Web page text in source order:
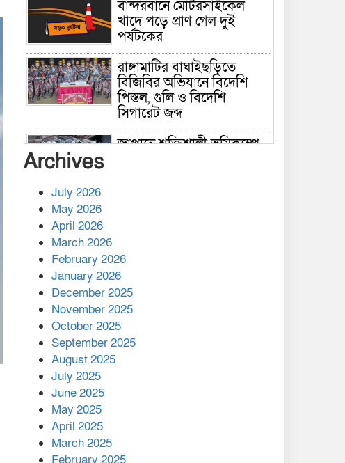
বান্দরবানে মোটরসাইকেল
খাদে পড়ে প্রাণ গেল দুই
পর্যটকের
রাঙ্গামাটির বাঘাইছড়িতে
বিজিবির অভিযানে বিদেশি
পিস্তল, গুলি ও বিদেশি
সিগারেট জব্দ
জাপানে শক্তিশালী ভূমিকম্পে
কাপ্তাই প্রেস ক্লাবের সভাপতি
মাহফুজ, সম্পাদক রিপন মারমা
নির্বাচিত
মালয়েশিয়ার প্রধানমন্ত্রীকে চিঠি
দেয়ার পর ফোন তারেক
রহমানের,গ্যাস সঙ্কট
মোকাবিলায় সহায়তার আশ্বাস
এক বিলিয়ন ডলার বিনিয়োগ
Archives
July 2026
May 2026
April 2026
March 2026
February 2026
January 2026
December 2025
November 2025
October 2025
September 2025
August 2025
July 2025
June 2025
May 2025
April 2025
March 2025